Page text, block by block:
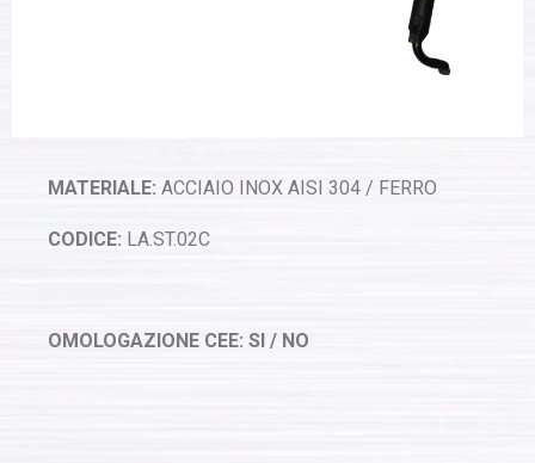
MATERIALE: ACCIAIO INOX AISI 304 / FERRO
CODICE: LA.ST.02C
OMOLOGAZIONE CEE: SI / NO